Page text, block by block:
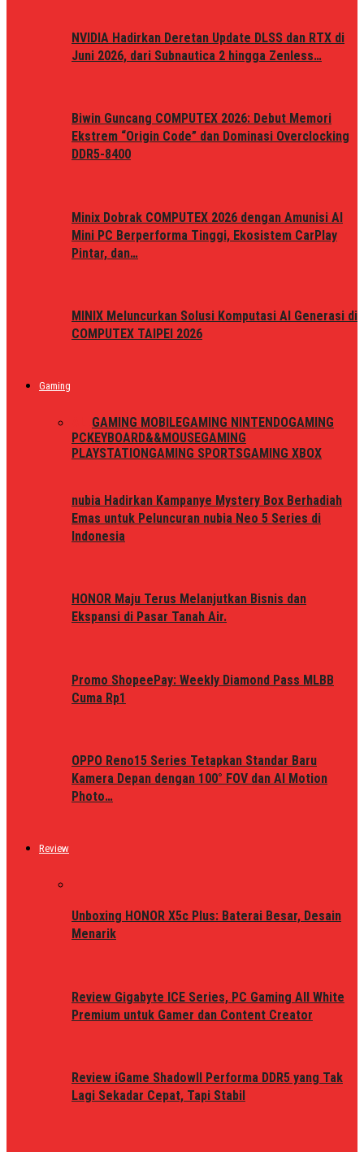
NVIDIA Hadirkan Deretan Update DLSS dan RTX di
Juni 2026, dari Subnautica 2 hingga Zenless…
Biwin Guncang COMPUTEX 2026: Debut Memori
Ekstrem “Origin Code” dan Dominasi Overclocking
DDR5-8400
Minix Dobrak COMPUTEX 2026 dengan Amunisi AI
Mini PC Berperforma Tinggi, Ekosistem CarPlay
Pintar, dan…
MINIX Meluncurkan Solusi Komputasi AI Generasi di
COMPUTEX TAIPEI 2026
Gaming
GAMING MOBILEGAMING NINTENDOGAMING
PCKEYBOARD&&MOUSEGAMING
PLAYSTATIONGAMING SPORTSGAMING XBOX
nubia Hadirkan Kampanye Mystery Box Berhadiah
Emas untuk Peluncuran nubia Neo 5 Series di
Indonesia
HONOR Maju Terus Melanjutkan Bisnis dan
Ekspansi di Pasar Tanah Air.
Promo ShopeePay: Weekly Diamond Pass MLBB
Cuma Rp1
OPPO Reno15 Series Tetapkan Standar Baru
Kamera Depan dengan 100° FOV dan AI Motion
Photo…
Review
Unboxing HONOR X5c Plus: Baterai Besar, Desain
Menarik
Review Gigabyte ICE Series, PC Gaming All White
Premium untuk Gamer dan Content Creator
Review iGame ShadowII Performa DDR5 yang Tak
Lagi Sekadar Cepat, Tapi Stabil